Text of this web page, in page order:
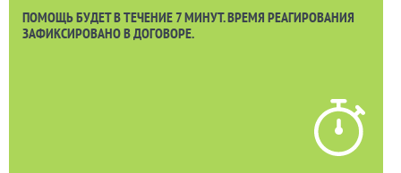
ПОМОЩЬ БУДЕТ В ТЕЧЕНИЕ 7 МИНУТ. ВРЕМЯ РЕАГИРОВАНИЯ
ЗАФИКСИРОВАНО В ДОГОВОРЕ.